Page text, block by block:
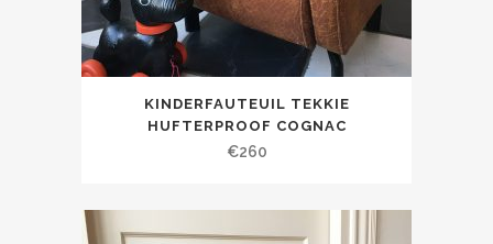
KINDERFAUTEUIL TEKKIE
HUFTERPROOF COGNAC
€260